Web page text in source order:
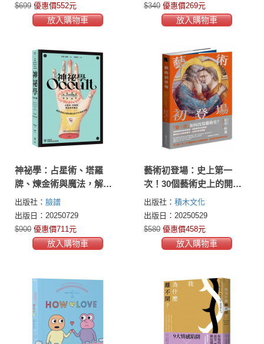
$699 優惠價552元
放入購物車
$340 優惠價269元
放入購物車
神祕學：占星術、塔羅
牌、煉金術與魔法，解析
神祕主義與魔法的千年視
覺符碼
出版社： 臉譜
出版日：20250729
$900 優惠價711元
放入購物車
藝術初登場：史上第一
次！30個藝術史上的開創
時刻，改變我們看世界的
方式
出版社： 積木文化
出版日：20250529
$580 優惠價458元
放入購物車